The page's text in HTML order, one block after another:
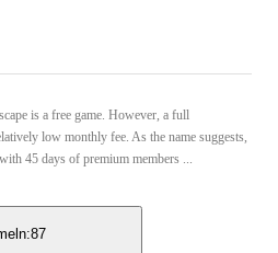
is a free game. However, a full
low monthly fee. As the name suggests,
45 days of premium members ...
87